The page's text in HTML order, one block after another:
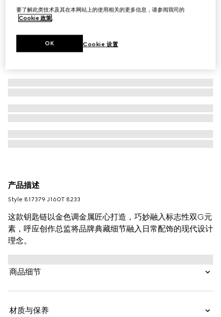
产品描述
Style ‎817379 J160T 8233
这款钥匙链以金色调金属匠心打造，巧妙融入标志性双G元
素，呼应创作总监将品牌典藏细节融入日常配饰的现代设计
理念。
商品细节
材质与保养
要了解此类技术及其在本网站上的使用相关的更多信息，请参阅我司的
Cookie 政策。
Cookie 设置
OK